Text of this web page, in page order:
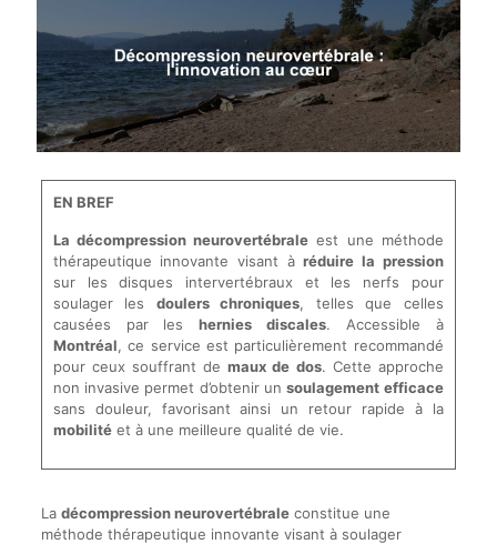
EN BREF
La décompression neurovertébrale est une méthode
thérapeutique innovante visant àréduire la pression
sur les disques intervertébraux et les nerfs pour
soulager les doulers chroniques, telles que celles
causées par leshernies discales. Accessible à
Montréal, ce service est particulièrement recommandé
pour ceux souffrant demaux de dos. Cette approche
non invasive permet d’obtenir unsoulagement efficace
sans douleur, favorisant ainsi un retour rapide à la
mobilitéet à une meilleure qualité de vie.
La décompression neurovertébraleconstitue une
méthode thérapeutique innovante visant à soulager